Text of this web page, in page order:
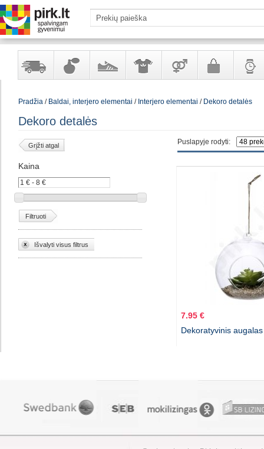
Yra
Kvepalai
kosmetika
AvalynėAprangaPrekės
Galanterija
Pradžia/ Baldai, interjero elementai / Interjero elementai / Dekoro detalės
Dekoro detalės
Puslapyje rodyti:
Grįžti atgal
Kaina
Filtruoti
Išvalyti visus filtrus
7.95 €
Dekoratyvinis